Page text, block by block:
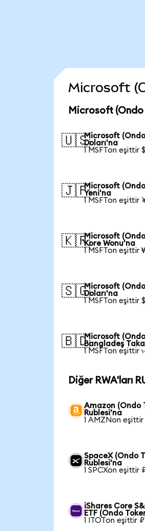
Microsoft
Microsoft (Ondo
🇺🇸Microsoft
Doları'na
1 MSFTon eşittir
🇯🇵Microsoft
Yeni'na
1 MSFTon eşittir
🇰🇷Microsoft
Kore Wonu'na
1 MSFTon
🇸🇬Microsoft
Doları'na
1 MSFTon eşittir
🇧🇩Microsoft
Bangladeş
1 MSFTon eşittir
Diğer RWA'ları
Amazon (Ondo
Rublesi'na
1 AMZNon
SpaceX (Ondo
Rublesi'na
1 SPCXon eşittir
iShares Core
ETF (Ondo
1 ITOTon eşittir